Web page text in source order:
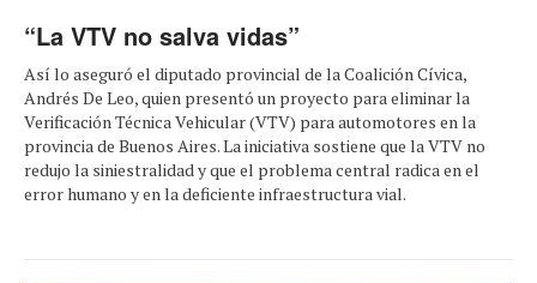
“La VTV no salva vidas”
Así lo aseguró el diputado provincial de la Coalición Cívica,
Andrés De Leo, quien presentó un proyecto para eliminar la
Verificación Técnica Vehicular (VTV) para automotores en la
provincia de Buenos Aires. La iniciativa sostiene que la VTV no
redujo la siniestralidad y que el problema central radica en el
error humano y en la deficiente infraestructura vial.